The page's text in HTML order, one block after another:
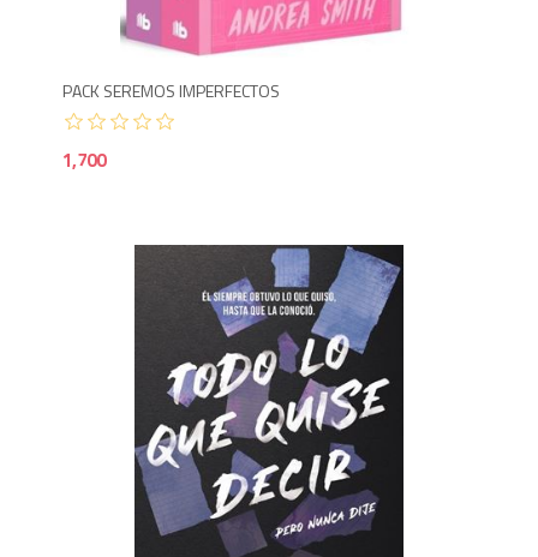
PACK SEREMOS IMPERFECTOS
1,700